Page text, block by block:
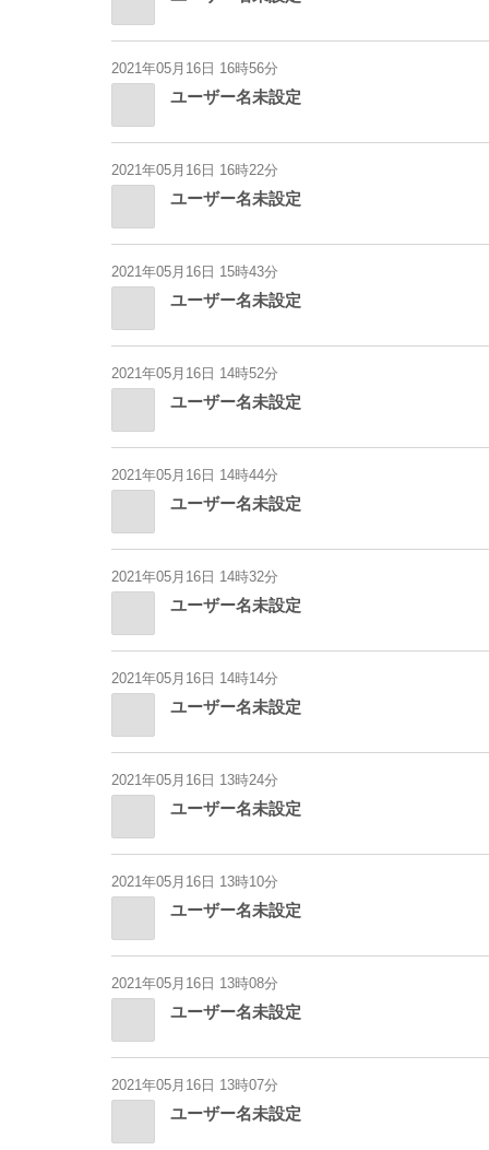
2021年05月16日 16時56分
ユーザー名未設定
2021年05月16日 16時22分
ユーザー名未設定
2021年05月16日 15時43分
ユーザー名未設定
2021年05月16日 14時52分
ユーザー名未設定
2021年05月16日 14時44分
ユーザー名未設定
2021年05月16日 14時32分
ユーザー名未設定
2021年05月16日 14時14分
ユーザー名未設定
2021年05月16日 13時24分
ユーザー名未設定
2021年05月16日 13時10分
ユーザー名未設定
2021年05月16日 13時08分
ユーザー名未設定
2021年05月16日 13時07分
ユーザー名未設定